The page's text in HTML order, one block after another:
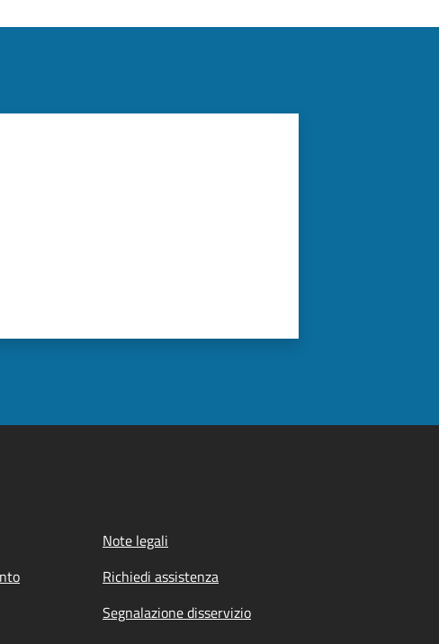
Note legali
Richiedi assistenza
Segnalazione disservizio